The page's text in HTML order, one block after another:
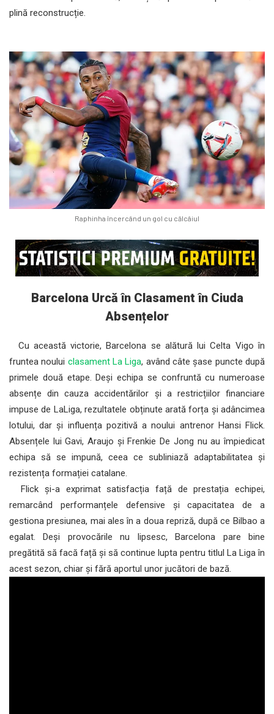
plină reconstrucție.
Raphinha încercând un gol cu călcâiul
Barcelona Urcă în Clasament în Ciuda
Absențelor
Cu această victorie, Barcelona se alătură lui Celta Vigo în
fruntea noului clasament La Liga, având câte șase puncte după
primele două etape. Deși echipa se confruntă cu numeroase
absențe din cauza accidentărilor și a restricțiilor financiare
impuse de LaLiga, rezultatele obținute arată forța și adâncimea
lotului, dar și influența pozitivă a noului antrenor Hansi Flick.
Absențele lui Gavi, Araujo și Frenkie De Jong nu au împiedicat
echipa să se impună, ceea ce subliniază adaptabilitatea și
rezistența formației catalane.
Flick și-a exprimat satisfacția față de prestația echipei,
remarcând performanțele defensive și capacitatea de a
gestiona presiunea, mai ales în a doua repriză, după ce Bilbao a
egalat. Deși provocările nu lipsesc, Barcelona pare bine
pregătită să facă față și să continue lupta pentru titlul La Liga în
acest sezon, chiar și fără aportul unor jucători de bază.